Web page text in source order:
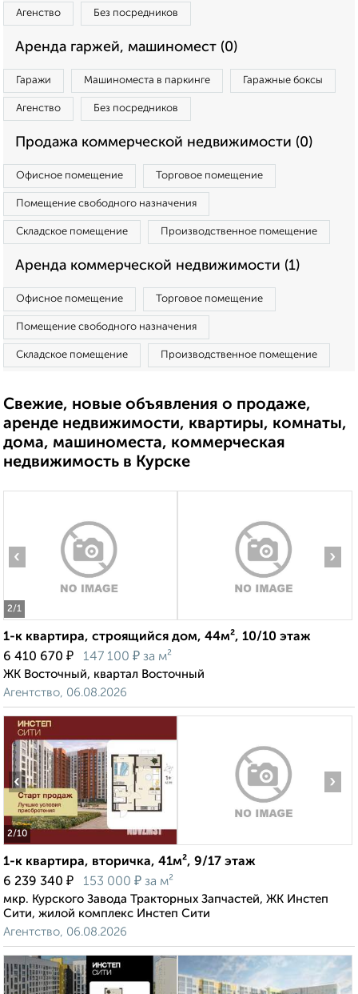
Агенство Без посредников
Аренда гаржей, машиномест (0)
Гаражи Машиноместа в паркинге Гаражные боксы
Агенство Без посредников
Продажа коммерческой недвижимости (0)
Офисное помещение Торговое помещение
Помещение свободного назначения
Складское помещение Производственное помещение
Аренда коммерческой недвижимости (1)
Офисное помещение Торговое помещение
Помещение свободного назначения
Складское помещение Производственное помещение
Свежие, новые объявления о продаже,
аренде недвижимости, квартиры, комнаты,
дома, машиноместа, коммерческая
недвижимость в Курске
2/1
‹ ›
1-к квартира, строящийся дом, 44м², 10/10 этаж
6 410 670 ₽ 147 100 ₽ за м²
ЖК Восточный, квартал Восточный
Агентство, 06.08.2026
2/10
‹ ›
1-к квартира, вторичка, 41м², 9/17 этаж
6 239 340 ₽ 153 000 ₽ за м²
мкр. Курского Завода Тракторных Запчастей, ЖК Инстеп
Сити, жилой комплекс Инстеп Сити
Агентство, 06.08.2026